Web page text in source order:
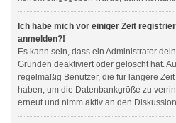
Ich habe mich vor einiger Zeit
anmelden?!
Es kann sein, dass ein Administrator
Gründen deaktiviert oder gelöscht hat.
regelmäßig Benutzer, die für längere
haben, um die Datenbankgröße zu
erneut und nimm aktiv an den